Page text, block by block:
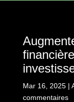
Mar 16, 2025|
commentaires